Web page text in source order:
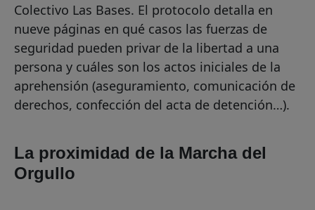
Colectivo Las Bases. El protocolo detalla en
nueve páginas en qué casos las fuerzas de
seguridad pueden privar de la libertad a una
persona y cuáles son los actos iniciales de la
aprehensión (aseguramiento, comunicación de
derechos, confección del acta de detención…).
La proximidad de la Marcha del
Orgullo